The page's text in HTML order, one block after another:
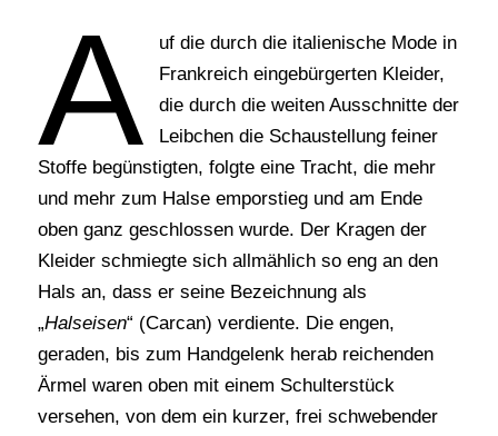
A
uf die durch die italienische Mode in
Frankreich eingebürgerten Kleider,
die durch die weiten Ausschnitte der
Leibchen die Schaustellung feiner
Stoffe begünstigten, folgte eine Tracht, die mehr
und mehr zum Halse emporstieg und am Ende
oben ganz geschlossen wurde. Der Kragen der
Kleider schmiegte sich allmählich so eng an den
Hals an, dass er seine Bezeichnung als
„Halseisen“ (Carcan) verdiente. Die engen,
geraden, bis zum Handgelenk herab reichenden
Ärmel waren oben mit einem Schulterstück
versehen, von dem ein kurzer, frei schwebender